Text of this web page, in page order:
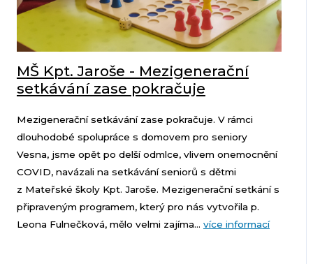
MŠ Kpt. Jaroše - Mezigenerační
setkávání zase pokračuje
Mezigenerační setkávání zase pokračuje. V rámci
dlouhodobé spolupráce s domovem pro seniory
Vesna, jsme opět po delší odmlce, vlivem onemocnění
COVID, navázali na setkávání seniorů s dětmi
z Mateřské školy Kpt. Jaroše. Mezigenerační setkání s
připraveným programem, který pro nás vytvořila p.
Leona Fulnečková, mělo velmi zajíma... více informací